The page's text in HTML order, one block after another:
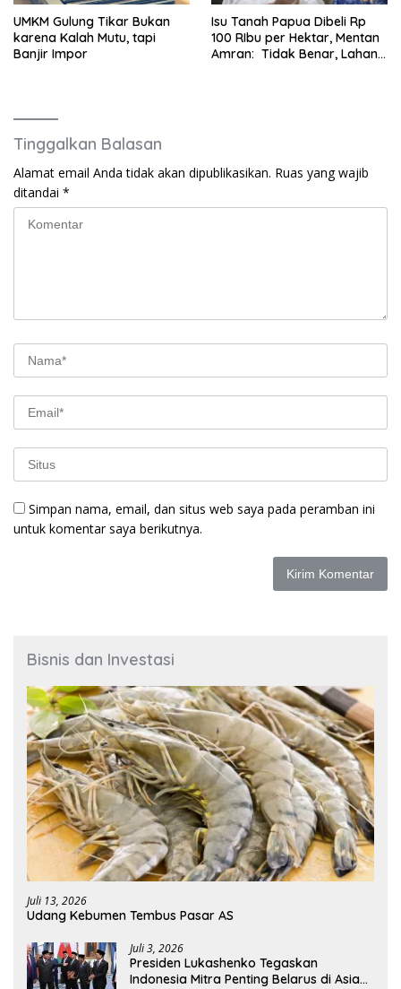
UMKM Gulung Tikar Bukan
karena Kalah Mutu, tapi
Banjir Impor
Isu Tanah Papua Dibeli Rp
100 RIbu per Hektar, Mentan
Amran: Tidak Benar, Lahan
Tinggalkan Balasan
Alamat email Anda tidak akan dipublikasikan. Ruas yang wajib
ditandai *
Simpan nama, email, dan situs web saya pada peramban ini
untuk komentar saya berikutnya.
Bisnis dan Investasi
Juli 13, 2026
Udang Kebumen Tembus Pasar AS
Juli 3, 2026
Presiden Lukashenko Tegaskan
Indonesia Mitra Penting Belarus di Asia